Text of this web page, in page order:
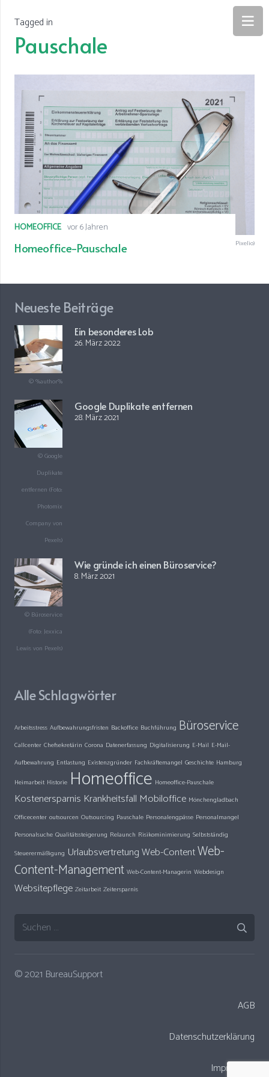
Tagged in
Pauschale
© Homeoffice-Pauschale (Foto: © Wolfgang Teuber von Pixelio)
HOMEOFFICE vor 6 Jahren
Homeoffice-Pauschale
Neueste Beiträge
© %author%
Ein besonderes Lob
26. März 2022
© Google
Duplikate
entfernen (Foto:
Photomix
Company von
Pexels)
Google Duplikate entfernen
28. März 2021
© Büroservice
(Foto: Jexxica
Lewis von Pexels)
Wie gründe ich einen Büroservice?
8. März 2021
Alle Schlagwörter
Arbeitsstress Aufbewahrungsfristen Backoffice Buchführung Büroservice
Callcenter Chefsekretärin Corona Datenerfassung Digitalisierung E-Mail E-Mail-
Aufbewahrung Entlastung Existenzgründer Fachkräftemangel Geschichte Hamburg
Heimarbeit Historie Homeoffice Homeoffice-Pauschale
Kostenersparnis Krankheitsfall Mobiloffice Mönchengladbach
Officecenter outsourcen Outsourcing Pauschale Personalengpässe Personalmangel
Personalsuche Qualitätssteigerung Relaunch Risikominimierung Selbstständig
Steuerermäßigung UrlaubsvertretungWeb-ContentWeb-
Content-Management Web-Content-Managerin Webdesign
Websitepflege Zeitarbeit Zeitersparnis
Suchen
© 2021 BureauSupport
AGB
Datenschutzerklärung
Impressum